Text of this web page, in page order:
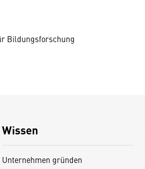
Bildungsforschung
Wissen
Unternehmen gründen